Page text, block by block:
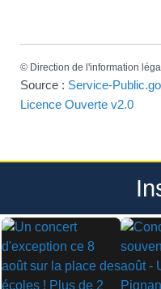
© Direction de l'information
Source : Service-
Licence Ouverte v2.0